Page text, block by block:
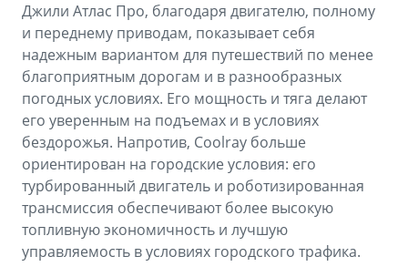
Джили Атлас Про, благодаря двигателю, полному
и переднему приводам, показывает себя
надежным вариантом для путешествий по менее
благоприятным дорогам и в разнообразных
погодных условиях. Его мощность и тяга делают
его уверенным на подъемах и в условиях
бездорожья. Напротив, Coolray больше
ориентирован на городские условия: его
турбированный двигатель и роботизированная
трансмиссия обеспечивают более высокую
топливную экономичность и лучшую
управляемость в условиях городского трафика.